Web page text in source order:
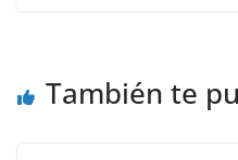
También te